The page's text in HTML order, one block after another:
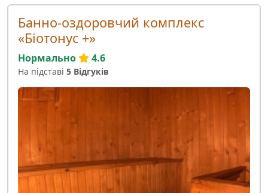
Банно-оздоровчий комплекс
«Біотонус +»
Нормально 4.6
На підставі 5 Відгуків